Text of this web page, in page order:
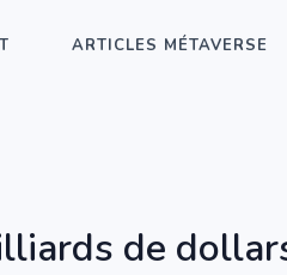
ARTICLES MÉTAVERSE
de